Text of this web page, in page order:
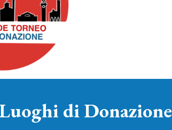
di Donazione